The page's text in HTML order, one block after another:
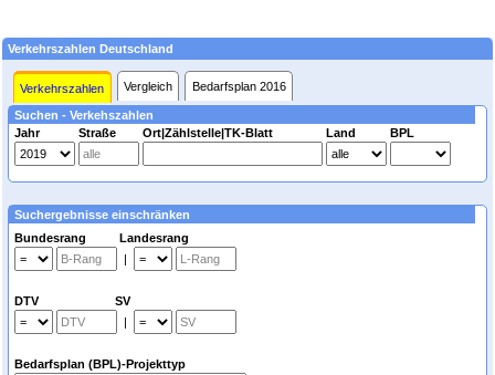
Verkehrszahlen Deutschland
Verkehrszahlen Vergleich Bedarfsplan 2016
Suchen - Verkehszahlen
Jahr
Straße Ort|Zählstelle|TK-Blatt Land BPL
Suchergebnisse einschränken
Bundesrang Landesrang
|
DTV SV
|
Bedarfsplan (BPL)-Projekttyp